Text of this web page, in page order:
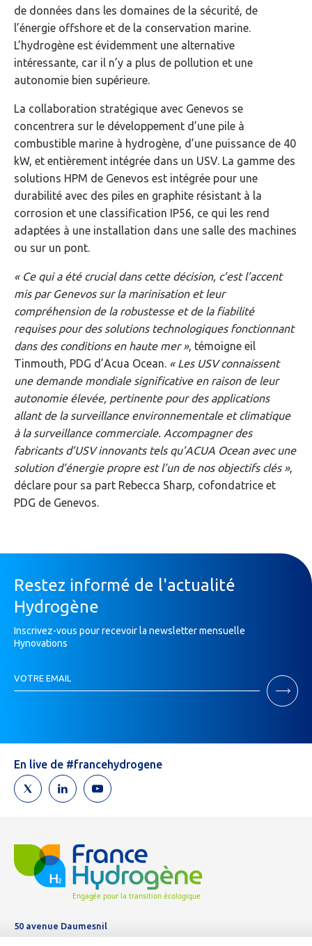
de données dans les domaines de la sécurité, de
l’énergie offshore et de la conservation marine.
L’hydrogène est évidemment une alternative
intéressante, car il n’y a plus de pollution et une
autonomie bien supérieure.
La collaboration stratégique avec Genevos se
concentrera sur le développement d’une pile à
combustible marine à hydrogène, d’une puissance de 40
kW, et entièrement intégrée dans un USV. La gamme des
solutions HPM de Genevos est intégrée pour une
durabilité avec des piles en graphite résistant à la
corrosion et une classification IP56, ce qui les rend
adaptées à une installation dans une salle des machines
ou sur un pont.
« Ce qui a été crucial dans cette décision, c’est l’accent
mis par Genevos sur la marinisation et leur
compréhension de la robustesse et de la fiabilité
requises pour des solutions technologiques fonctionnant
dans des conditions en haute mer », témoigne eil
Tinmouth, PDG d’Acua Ocean. « Les USV connaissent
une demande mondiale significative en raison de leur
autonomie élevée, pertinente pour des applications
allant de la surveillance environnementale et climatique
à la surveillance commerciale. Accompagner des
fabricants d’USV innovants tels qu’ACUA Ocean avec une
solution d’énergie propre est l’un de nos objectifs clés »,
déclare pour sa part Rebecca Sharp, cofondatrice et
PDG de Genevos.
Restez informé de l'actualité
Hydrogène
Inscrivez-vous pour recevoir la newsletter mensuelle
Hynovations
Newsletter
VOTRE EMAIL
Si
un
humain,
ne
remplissez
pas
En live de #francehydrogene
50 avenue Daumesnil